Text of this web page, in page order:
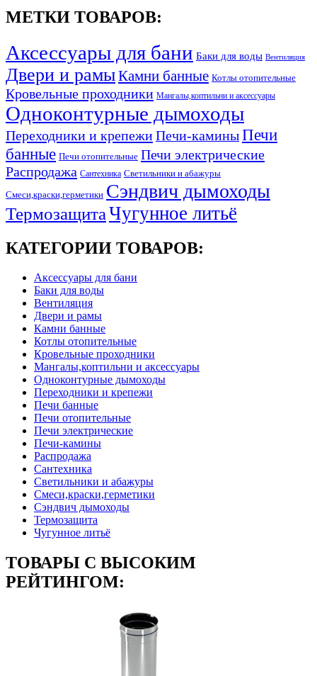
МЕТКИ ТОВАРОВ:
Аксессуары для бани Баки для воды Вентиляция
Двери и рамыКамни банные Котлы отопительные
Кровельные проходники Мангалы,коптильни и аксессуары
Одноконтурные дымоходы
Переходники и крепежиПечи-каминыПечи
банные Печи отопительные Печи электрические
Распродажа Сантехника Светильники и абажуры
Смеси,краски,герметики Сэндвич дымоходы
ТермозащитаЧугунное литьё
КАТЕГОРИИ ТОВАРОВ:
Аксессуары для бани
Баки для воды
Вентиляция
Двери и рамы
Камни банные
Котлы отопительные
Кровельные проходники
Мангалы,коптильни и аксессуары
Одноконтурные дымоходы
Переходники и крепежи
Печи банные
Печи отопительные
Печи электрические
Печи-камины
Распродажа
Сантехника
Светильники и абажуры
Смеси,краски,герметики
Сэндвич дымоходы
Термозащита
Чугунное литьё
ТОВАРЫ С ВЫСОКИМ
РЕЙТИНГОМ: